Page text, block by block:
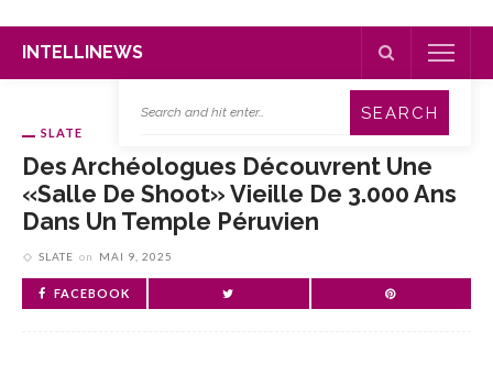
INTELLINEWS
SLATE
Des Archéologues Découvrent Une
«salle De Shoot» Vieille De 3.000 Ans
Dans Un Temple Péruvien
SLATE on MAI 9, 2025
FACEBOOK